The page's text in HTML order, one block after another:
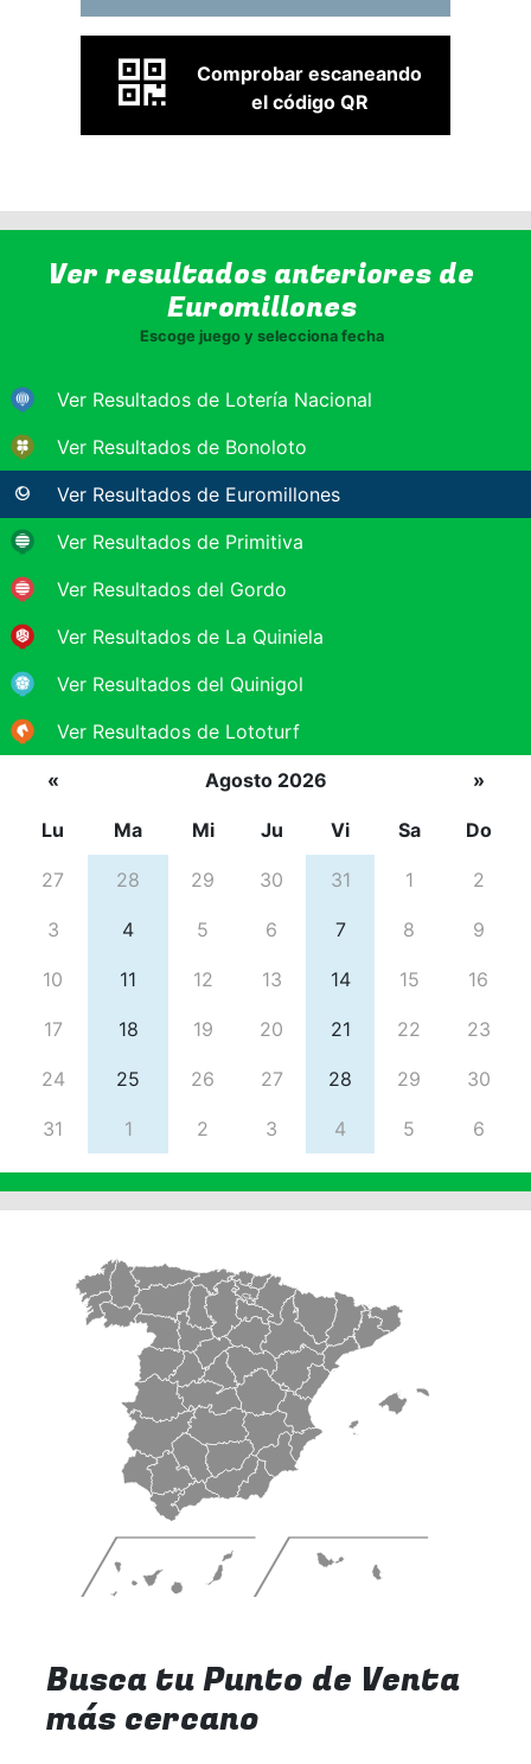
Comprobar escaneando
el código QR
Ver resultados anteriores de
Euromillones
Escoge juego y selecciona fecha
Ver Resultados de Lotería Nacional
Ver Resultados de Bonoloto
Ver Resultados de Euromillones
Ver Resultados de Primitiva
Ver Resultados del Gordo
Ver Resultados de La Quiniela
Ver Resultados del Quinigol
Ver Resultados de Lototurf
« Agosto 2026 »
Lu Ma Mi Ju Vi Sa Do
27 28 29 30 31 1 2
3 4 5 6 7 8 9
10 11 12 13 14 15 16
17 18 19 20 21 22 23
24 25 26 27 28 29 30
31 1 2 3 4 5 6
Busca tu Punto de Venta
más cercano